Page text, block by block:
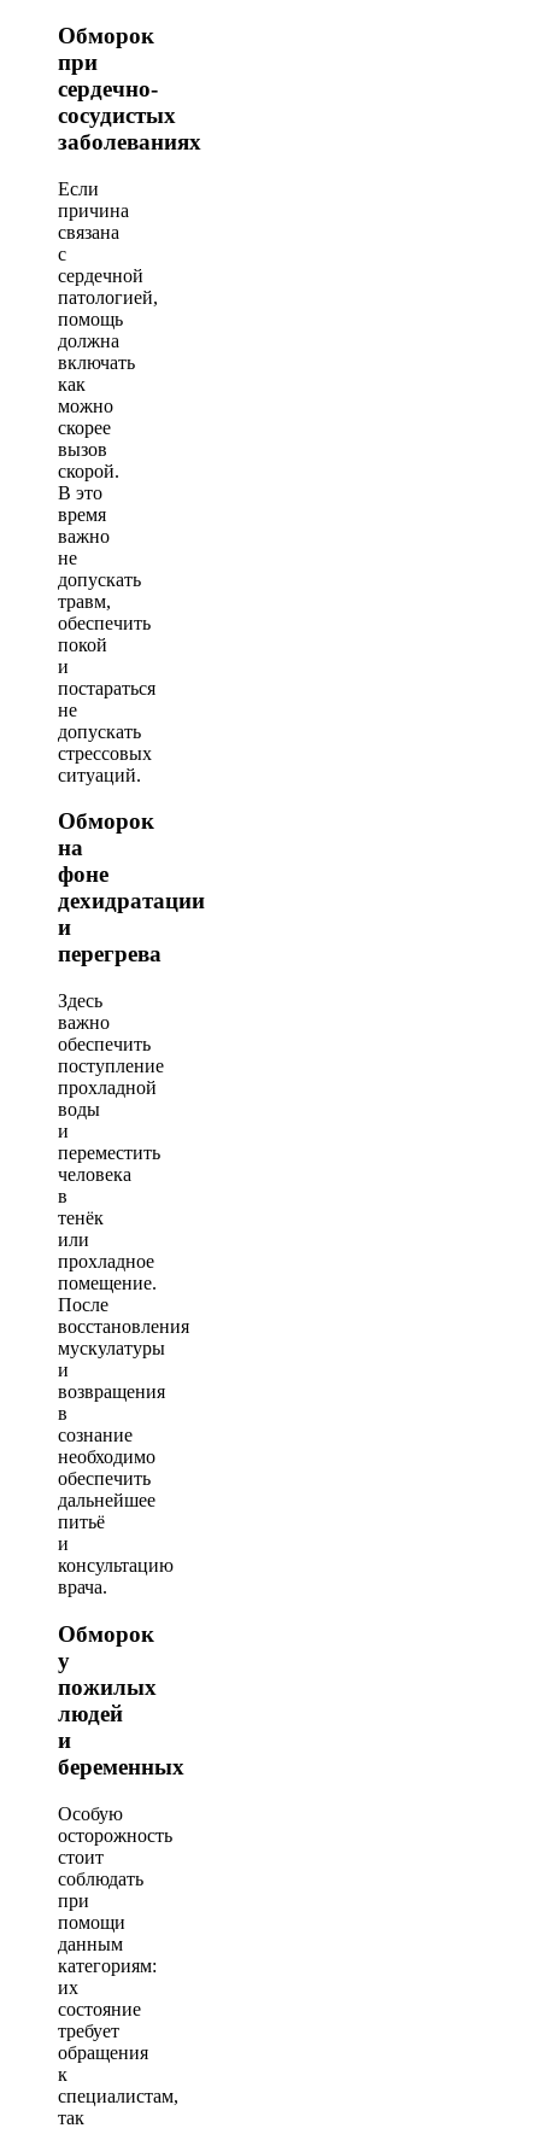
Обморок
при
сердечно-
сосудистых
заболеваниях
Если
причина
связана
с
сердечной
патологией,
помощь
должна
включать
как
можно
скорее
вызов
скорой.
В это
время
важно
не
допускать
травм,
обеспечить
покой
и
постараться
не
допускать
стрессовых
ситуаций.
Обморок
на
фоне
дехидратации
и
перегрева
Здесь
важно
обеспечить
поступление
прохладной
воды
и
переместить
человека
в
тенёк
или
прохладное
помещение.
После
восстановления
мускулатуры
и
возвращения
в
сознание
необходимо
обеспечить
дальнейшее
питьё
и
консультацию
врача.
Обморок
у
пожилых
людей
и
беременных
Особую
осторожность
стоит
соблюдать
при
помощи
данным
категориям:
их
состояние
требует
обращения
к
специалистам,
так